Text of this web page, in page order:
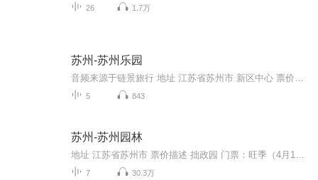
26 1.7万
苏州-苏州乐园
5 843
苏州-苏州园林
7 30.3万